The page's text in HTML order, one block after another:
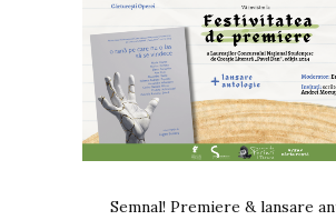
Semnal! Premiere & lansare